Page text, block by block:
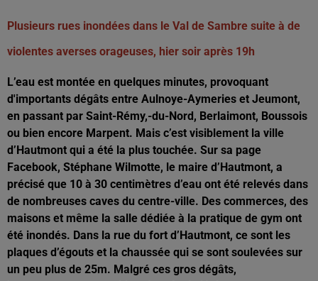
Plusieurs rues inondées dans le Val de Sambre suite à de
violentes averses orageuses, hier soir après 19h
L’eau est montée en quelques minutes, provoquant
d'importants dégâts entre Aulnoye-Aymeries et Jeumont,
en passant par Saint-Rémy,-du-Nord, Berlaimont, Boussois
ou bien encore Marpent. Mais c’est visiblement la ville
d’Hautmont qui a été la plus touchée. Sur sa page
Facebook, Stéphane Wilmotte, le maire d’Hautmont, a
précisé que 10 à 30 centimètres d’eau ont été relevés dans
de nombreuses caves du centre-ville. Des commerces, des
maisons et même la salle dédiée à la pratique de gym ont
été inondés. Dans la rue du fort d’Hautmont, ce sont les
plaques d’égouts et la chaussée qui se sont soulevées sur
un peu plus de 25m. Malgré ces gros dégâts,